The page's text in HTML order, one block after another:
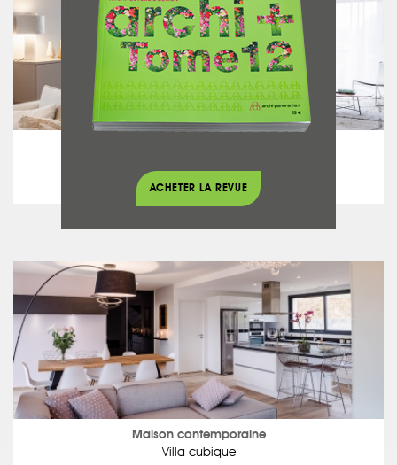
Maison contemporaine
Villa cubique
ACHETER LA REVUE